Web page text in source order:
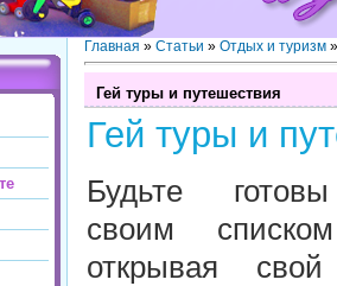
Главная » Статьи » Отдых и туризм
Гей туры и путешествия
Гей туры и
Будьте
своим
открывая